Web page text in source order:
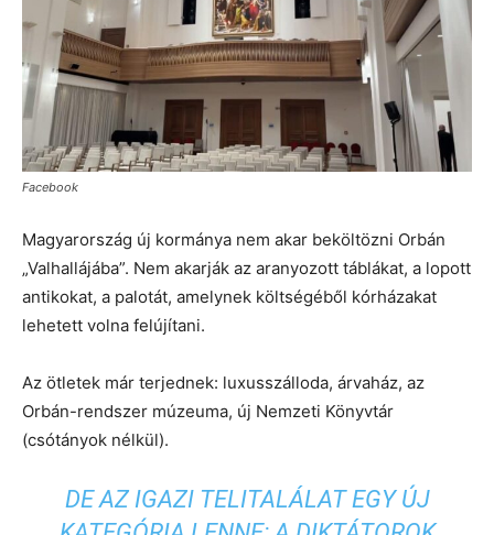
Facebook
Magyarország új kormánya nem akar beköltözni Orbán
„Valhallájába”. Nem akarják az aranyozott táblákat, a lopott
antikokat, a palotát, amelynek költségéből kórházakat
lehetett volna felújítani.
Az ötletek már terjednek: luxusszálloda, árvaház, az
Orbán-rendszer múzeuma, új Nemzeti Könyvtár
(csótányok nélkül).
DE AZ IGAZI TELITALÁLAT EGY ÚJ